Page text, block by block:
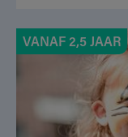
VANAF 2,5 JAAR